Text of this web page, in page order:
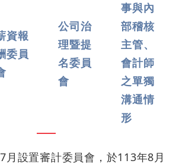
資報
委員
公司治
理暨提
名委員
會
事與內
部稽核
主管、
會計師
之單獨
溝通情
形
月設置審計委員會，於113年8月